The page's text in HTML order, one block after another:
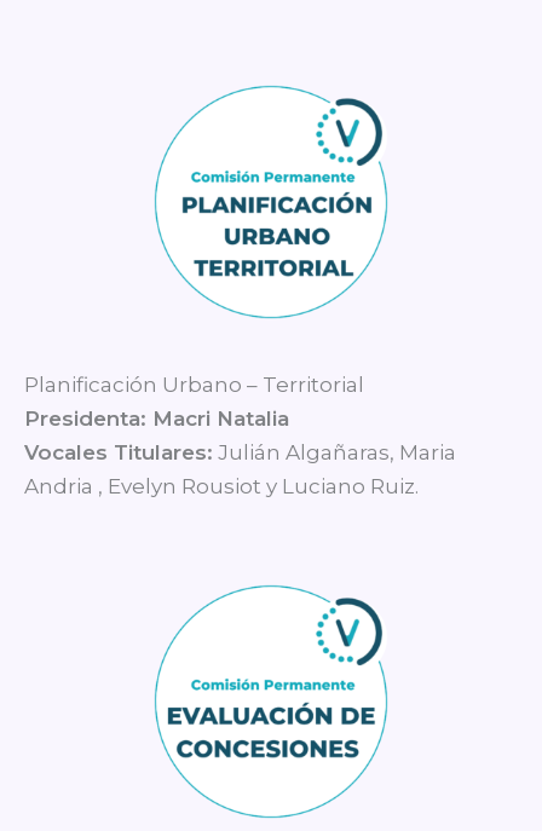
Planificación Urbano – Territorial
Presidenta: Macri Natalia
Vocales Titulares: Julián Algañaras, Maria
Andria , Evelyn Rousiot y Luciano Ruiz.